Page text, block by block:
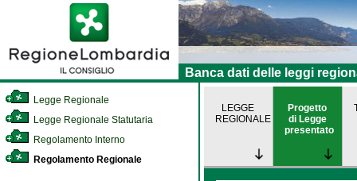
Banca dati delle leggi
Legge Regionale
Legge Regionale Statutaria
Regolamento Interno
Regolamento Regionale
LEGGE
REGIONALE
Progetto
di Legge
presentato